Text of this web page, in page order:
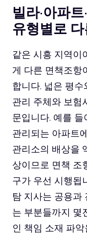
빌라·아파
유형별로
같은 시흥 지역이
게 다른 면책조항
합니다. 넓은 평
관리 주체와 보험
문입니다. 예를
관리되는 아파트
관리소의 배상을
상이므로 면책 조
구가 우선 시행됩
탐 지사는 공용과
는 부분들까지 몇
인 책임 소재 파